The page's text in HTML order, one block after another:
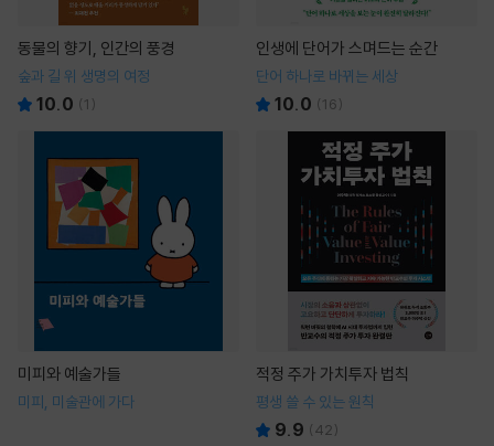
동물의 향기, 인간의 풍경
숲과 길 위 생명의 여정
10.0 (1 )
인생에 단어가 스며드는 순간
단어 하나로 바뀌는 세상
10.0 (16)
미피와 예술가들
미피, 미술관에 가다
적정 주가 가치투자 법칙
평생 쓸 수 있는 원칙
9.9 (42)